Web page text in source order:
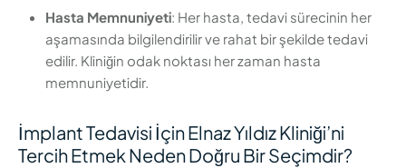
Hasta Memnuniyeti: Her hasta, tedavi sürecinin her
aşamasında bilgilendirilir ve rahat bir şekilde tedavi
edilir. Kliniğin odak noktası her zaman hasta
memnuniyetidir.
İmplant Tedavisi İçin Elnaz Yıldız Kliniği’ni
Tercih Etmek Neden Doğru Bir Seçimdir?